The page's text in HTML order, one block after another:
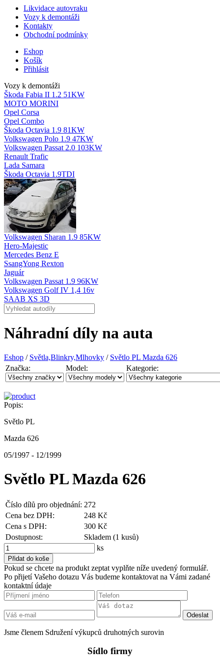
Likvidace autovraku
Vozy k demontáži
Kontakty
Obchodní podmínky
Eshop
Košík
Přihlásit
Vozy k demontáži
Škoda Fabia II 1.2 51KW
MOTO MORINI
Opel Corsa
Opel Combo
Škoda Octavia 1.9 81KW
Volkswagen Polo 1.9 47KW
Volkswagen Passat 2.0 103KW
Renault Trafic
Lada Samara
Škoda Octavia 1.9TDI
Volkswagen Sharan 1.9 85KW
Hero-Majestic
Mercedes Benz E
SsangYong Rexton
Jaguár
Volkswagen Passat 1.9 96KW
Volkswagen Golf IV 1,4 16v
SAAB XS 3D
Náhradní díly na auta
Eshop / Světla,Blinkry,Mlhovky / Světlo PL Mazda 626
Značka:
Model: Kategorie:
Popis:
Světlo PL
Mazda 626
05/1997 - 12/1999
Světlo PL Mazda 626
Číslo dílů pro objednání: 272
Cena bez DPH:
248 Kč
Cena s DPH:
300 Kč
Dostupnost:
Skladem (1 kusů)
ks
Pokud se chcete na produkt zeptat vyplňte níže uvedený formulář.
Po přijetí Vašeho dotazu Vás budeme kontaktovat na Vámi zadané
kontaktní údaje
Jsme členem Sdružení výkupců druhotných surovin
Sídlo firmy